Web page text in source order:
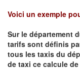
Voici un exemple
Sur le département
tarifs sont définis
tous les taxis du
de taxi ce calcule